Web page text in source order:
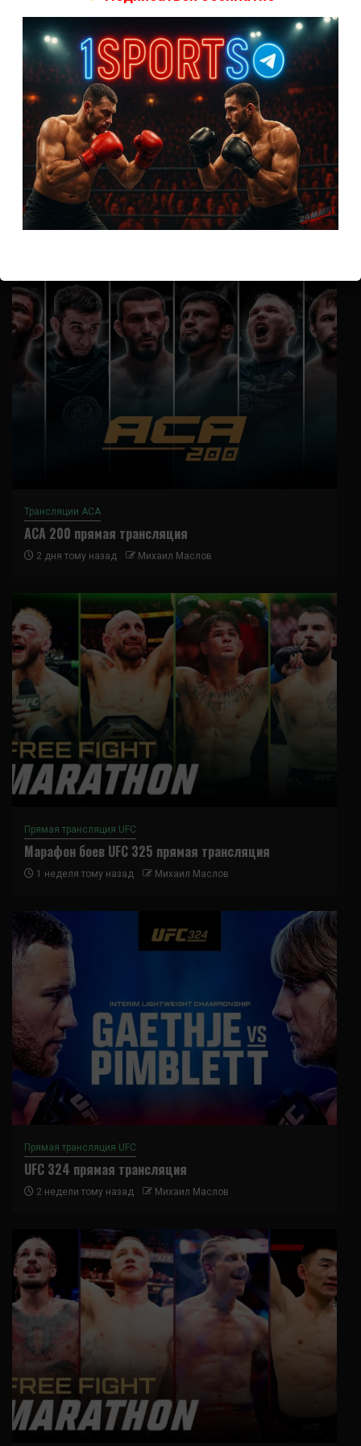
А как смотреть с ноутбука?
Анонимно кРасписание боев UFC
Кусок говна ты, существом даже нельзя ,такое как ты назвать!
АнонимнокКонор МакГрегор
УЧ
АнонимнокРэнди Браун — Николас Далби
не запускается ни один бой, реклама есть, а когда
заканчивается начинается загрузка видео длиною в жизнь.
Исправьте пожалуйста
Трансляции ACA
ACA 200 прямая трансляция
2 дня тому назад Михаил Маслов
Прямая трансляция UFC
Марафон боев UFC 325 прямая трансляция
1 неделя тому назад Михаил Маслов
Прямая трансляция UFC
UFC 324 прямая трансляция
2 недели тому назад Михаил Маслов